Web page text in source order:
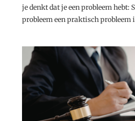
je denkt dat je een probleem hebt:
probleem een praktisch probleem